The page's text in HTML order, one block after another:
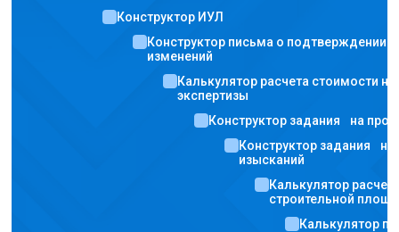
Конструктор ИУЛ
Конструктор письма о подтверждении соответствия
Калькулятор расчета стоимости негосударственной
Конструктор задания на проектирование
Конструктор задания на выполнение инженерных
Калькулятор расчета потребности в воде
Калькулятор противопожарных расстояний